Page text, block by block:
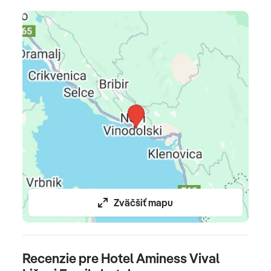
Celková cena zahŕňa
ubytovanie, light all inclusive, pobytová taxa, delegáta
CK na telefónev období od 13.06.-12.09.
Oficiálne hodnotenie
****
Poznámka
domáce zvieratá nie sú povolené •
parkovanie za
poplatok 10 EUR/deň
Zväčšiť mapu
Recenzie pre Hotel Aminess Vival